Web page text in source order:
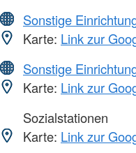
Sonstige
Karte: Link zur
Sonstige
Karte: Link zur
Sozialstationen
Karte: Link zur